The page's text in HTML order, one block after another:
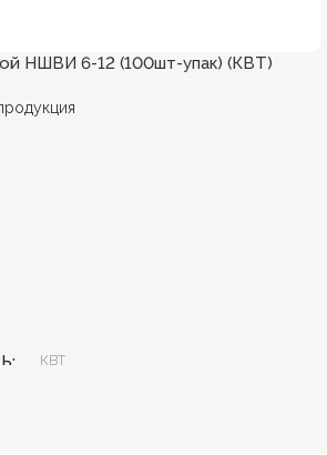
НШВИ 6-12 (100шт-упак) (КВТ)
КВТ